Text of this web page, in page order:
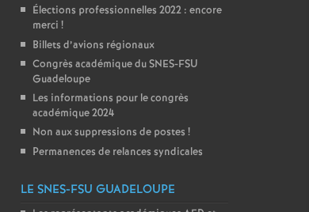
Élections professionnelles 2022 : encore
merci !
Billets d’avions régionaux
Congrès académique du SNES-FSU
Guadeloupe
Les informations pour le congrès
académique 2024
Non aux suppressions de postes !
Permanences de relances syndicales
LE SNES-FSU GUADELOUPE